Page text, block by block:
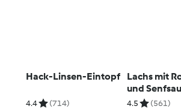
Hack-Linsen-Eintopf
4.4 (714)
Lachs mit
und
4.5 (561)